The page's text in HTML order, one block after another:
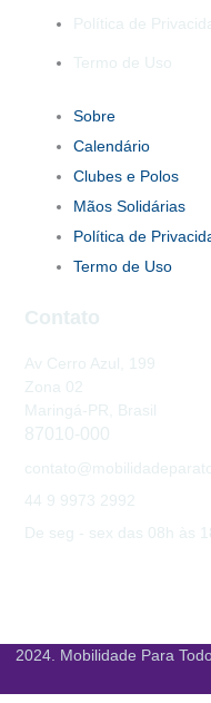
Política de
Termo de Uso
Sobre
Calendário
Clubes e Polos
Mãos Solidárias
Política de
Termo de Uso
Contato
Av Cerro Azul, 199
Zona 02
Maringá-PR, Brasil
87010-000
44 9 9973 2992
De seg - sex das 08h às
2024. Mobilidade Para